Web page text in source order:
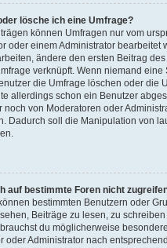
lösche ich eine Umfrage?
können Umfragen nur vom
oder einem Administrator bearbeitet
ändere den ersten Beitrag
verknüpft. Wenn niemand
die Umfrage löschen oder die
allerdings schon ein Benutzer
noch von Moderatoren oder
Dadurch soll die Manipulation von
auf bestimmte Foren nicht
bestimmten Benutzern oder
Beiträge zu lesen, zu
du möglicherweise
oder Administrator nach